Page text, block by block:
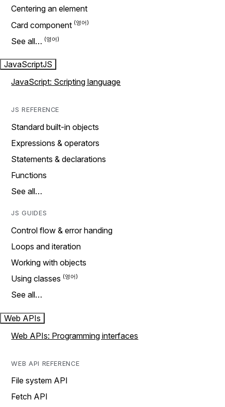
Centering an element
Card component
See all…
JavaScriptJS
JavaScript: Scripting language
JS REFERENCE
Standard built-in objects
Expressions & operators
Statements & declarations
Functions
See all…
JS GUIDES
Control flow & error handing
Loops and iteration
Working with objects
Using classes
See all…
Web APIs
Web APIs: Programming interfaces
WEB API REFERENCE
File system API
Fetch API